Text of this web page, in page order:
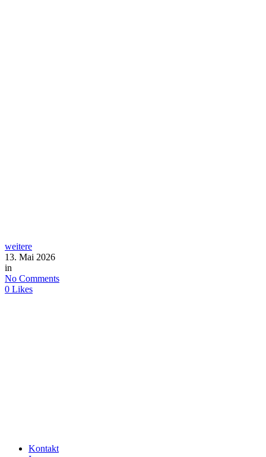
weitere
13. Mai 2026
in
No Comments
0 Likes
Kontakt